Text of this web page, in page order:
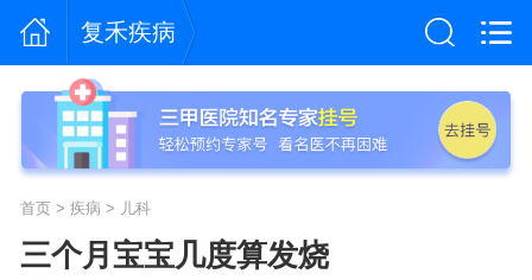
复禾疾病
首页> 疾病 > 儿科
三个月宝宝几度算发烧